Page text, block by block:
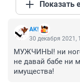
Показать
АК!
30 декабря 2021,
МУЖЧИНЫ! ни
не давай бабе ни
имущества!